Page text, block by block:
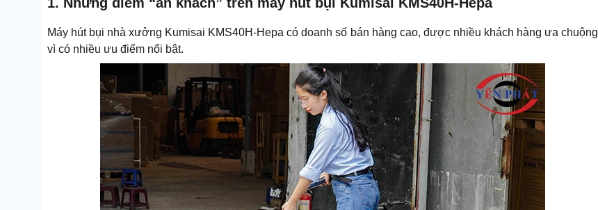
Máy hút bụi nhà xưởng Kumisai KMS40H-Hepa có doanh số bán hàng cao, được nhiều khách hàng ưa chuộng
vì có nhiều ưu điểm nổi bật.